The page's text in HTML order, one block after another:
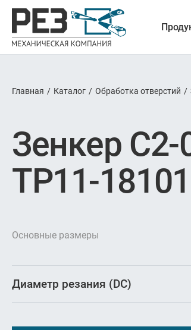
продукция
Главная / Каталог / Обработка отверстий /
Зенкер C2-
TP11-
Основные размеры
Диаметр резания (DC)